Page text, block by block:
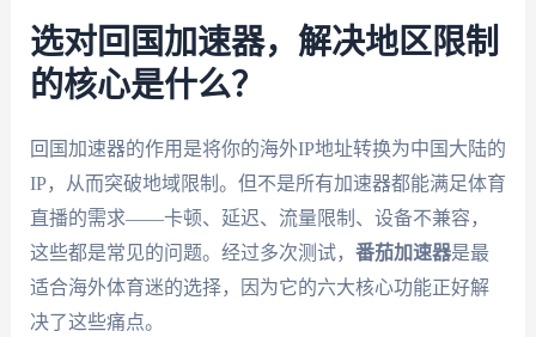
选对回国加速器，解决地区限制
的核心是什么？
回国加速器的作用是将你的海外IP地址转换为中国大陆的
IP，从而突破地域限制。但不是所有加速器都能满足体育
直播的需求——卡顿、延迟、流量限制、设备不兼容，
这些都是常见的问题。经过多次测试， 番茄加速器是最
适合海外体育迷的选择，因为它的六大核心功能正好解
决了这些痛点。